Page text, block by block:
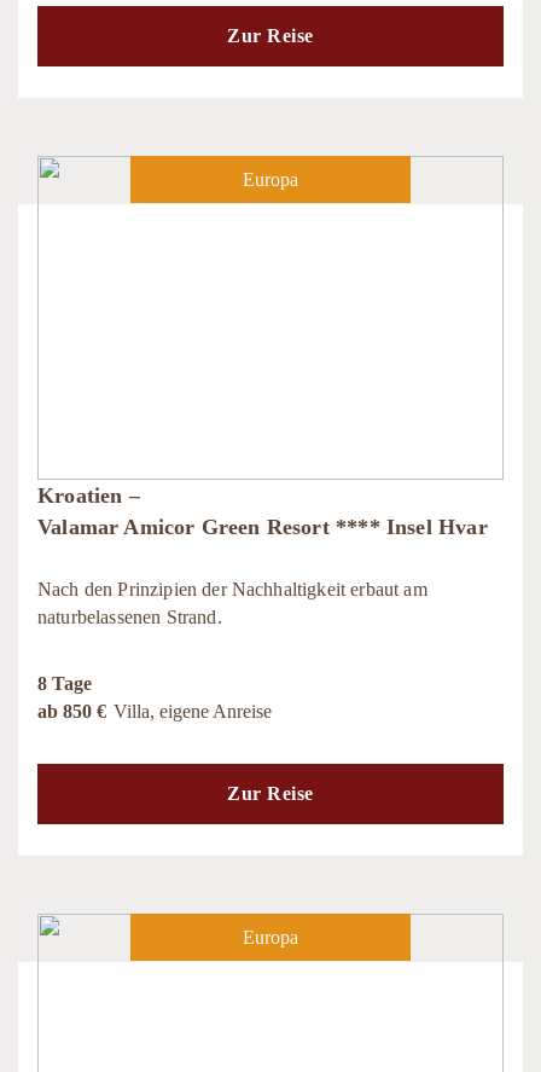
Zur Reise
Europa
Kroatien –
Valamar Amicor Green Resort **** Insel Hvar
Nach den Prinzipien der Nachhaltigkeit erbaut am
naturbelassenen Strand.
8 Tage
ab 850 € Villa, eigene Anreise
Zur Reise
Europa